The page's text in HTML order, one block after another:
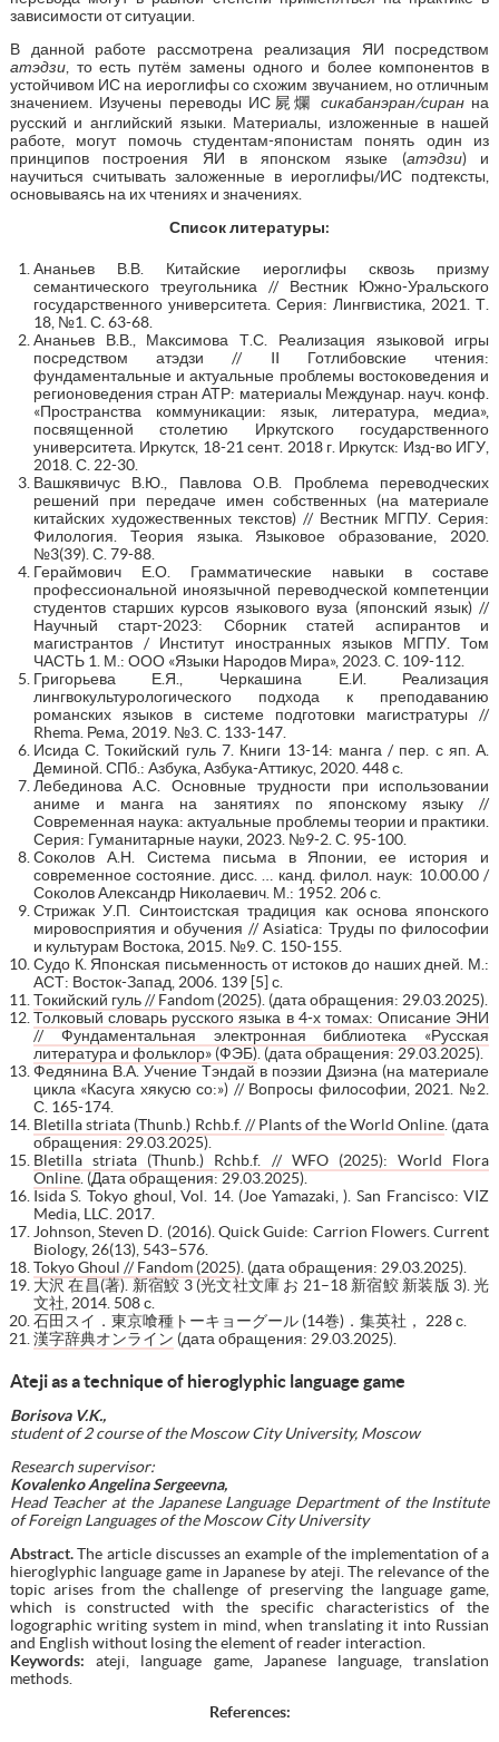
зависимости от ситуации.
В данной работе рассмотрена реализация ЯИ посредством
атэдзи, то есть путём замены одного и более компонентов в
устойчивом ИС на иероглифы со схожим звучанием, но отличным
значением. Изучены переводы ИС屍爛 сикабанэран/сиранна
русский и английский языки. Материалы, изложенные в нашей
работе, могут помочь студентам-японистам понять один из
принципов построения ЯИ в японском языке (атэдзи) и
научиться считывать заложенные в иероглифы/ИС подтексты,
основываясь на их чтениях и значениях.
Список литературы:
Ананьев В.В. Китайские иероглифы сквозь призму
семантического треугольника // Вестник Южно-Уральского
государственного университета. Серия: Лингвистика, 2021. Т.
18, №1. С. 63-68.
Ананьев В.В., Максимова Т.С. Реализация языковой игры
посредством атэдзи // II Готлибовские чтения:
фундаментальные и актуальные проблемы востоковедения и
регионоведения стран АТР: материалы Междунар. науч. конф.
«Пространства коммуникации: язык, литература, медиа»,
посвященной столетию Иркутского государственного
университета. Иркутск, 18-21 сент. 2018 г. Иркутск: Изд-во ИГУ,
2018. С. 22-30.
Вашкявичус В.Ю., Павлова О.В. Проблема переводческих
решений при передаче имен собственных (на материале
китайских художественных текстов) // Вестник МГПУ. Серия:
Филология. Теория языка. Языковое образование, 2020.
№3(39). С. 79-88.
Гераймович Е.О. Грамматические навыки в составе
профессиональной иноязычной переводческой компетенции
студентов старших курсов языкового вуза (японский язык) //
Научный старт-2023: Сборник статей аспирантов и
магистрантов / Институт иностранных языков МГПУ. Том
ЧАСТЬ 1. М.: ООО «Языки Народов Мира», 2023. С. 109-112.
Григорьева Е.Я., Черкашина Е.И. Реализация
лингвокультурологического подхода к преподаванию
романских языков в системе подготовки магистратуры //
Rhema. Рема, 2019. №3. С. 133-147.
Исида С. Токийский гуль 7. Книги 13-14: манга / пер. с яп. А.
Деминой. СПб.: Азбука, Азбука-Аттикус, 2020. 448 с.
Лебединова А.С. Основные трудности при использовании
аниме и манга на занятиях по японскому языку //
Современная наука: актуальные проблемы теории и практики.
Серия: Гуманитарные науки, 2023. №9-2. С. 95-100.
Соколов А.Н. Система письма в Японии, ее история и
современное состояние. дисс. … канд. филол. наук: 10.00.00 /
Соколов Александр Николаевич. М.: 1952. 206 с.
Стрижак У.П. Синтоистская традиция как основа японского
мировосприятия и обучения // Asiatica: Труды по философии
и культурам Востока, 2015. №9. С. 150-155.
Судо К. Японская письменность от истоков до наших дней. М.:
АСТ: Восток-Запад, 2006. 139 [5] с.
Токийский гуль // Fandom (2025). (дата обращения: 29.03.2025).
Толковый словарь русского языка в 4-х томах: Описание ЭНИ
// Фундаментальная электронная библиотека «Русская
литература и фольклор» (ФЭБ). (дата обращения: 29.03.2025).
Федянина В.А. Учение Тэндай в поэзии Дзиэна (на материале
цикла «Касуга хякусю со:») // Вопросы философии, 2021. №2.
С. 165-174.
Bletilla striata (Thunb.) Rchb.f. // Plants of the World Online . (дата
обращения: 29.03.2025).
Bletilla striata (Thunb.) Rchb.f. // WFO (2025): World Flora
Online. (Дата обращения: 29.03.2025).
Isida S. Tokyo ghoul, Vol. 14. (Joe Yamazaki, ). San Francisco: VIZ
Media, LLC. 2017.
Johnson, Steven D. (2016). Quick Guide: Carrion Flowers. Current
Biology, 26(13), 543–576.
Tokyo Ghoul // Fandom (2025). (дата обращения: 29.03.2025).
大沢 在昌(著). 新宿鮫 3 (光文社文庫 お 21–18 新宿鮫 新装版 3). 光
文社, 2014. 508 с.
石田スイ．東京喰種トーキョーグール (14巻)．集英社， 228 с.
漢字辞典オンライン (дата обращения: 29.03.2025).
Ateji as a technique of hieroglyphic language game
Borisova V.K.,
student of 2 course of the Moscow City University, Moscow
Research supervisor:
Kovalenko Angelina Sergeevna,
Head Teacher at the Japanese Language Department of the Institute
of Foreign Languages of the Moscow City University
Abstract.The article discusses an example of the implementation of a
hieroglyphic language game in Japanese by ateji. The relevance of the
topic arises from the challenge of preserving the language game,
which is constructed with the specific characteristics of the
logographic writing system in mind, when translating it into Russian
and English without losing the element of reader interaction.
Keywords: ateji, language game, Japanese language, translation
methods.
References: